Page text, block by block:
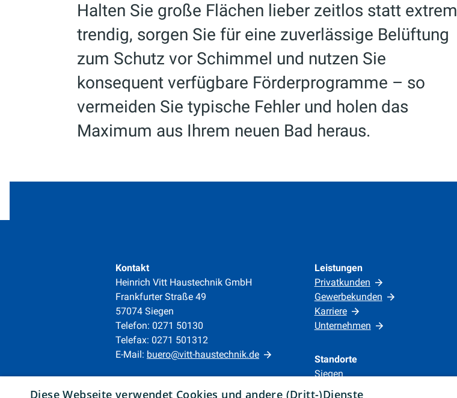
Halten Sie große Flächen lieber zeitlos statt extrem
trendig, sorgen Sie für eine zuverlässige Belüftung
zum Schutz vor Schimmel und nutzen Sie
konsequent verfügbare Förderprogramme – so
vermeiden Sie typische Fehler und holen das
Maximum aus Ihrem neuen Bad heraus.
Kontakt
Heinrich Vitt Haustechnik GmbH
Frankfurter Straße 49
57074 Siegen
Telefon: 0271 50130
Telefax: 0271 501312
E-Mail: buero@vitt-haustechnik.de
Unternehmen
Leistungen
Privatkunden
Gewerbekunden
Karriere
Unternehmen
Standorte
Siegen
Diese Webseite verwendet Cookies und andere (Dritt-)Dienste